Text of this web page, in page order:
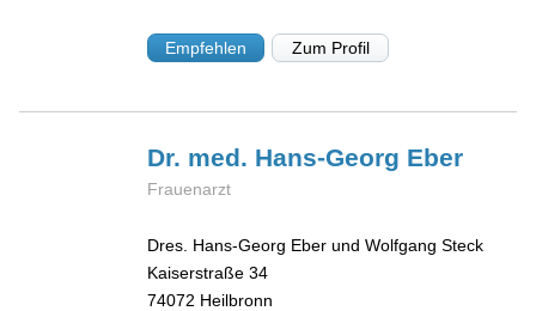
Empfehlen Zum Profil
Dr. med. Hans-Georg Eber
Frauenarzt
Dres. Hans-Georg Eber und Wolfgang Steck
Kaiserstraße 34
74072 Heilbronn